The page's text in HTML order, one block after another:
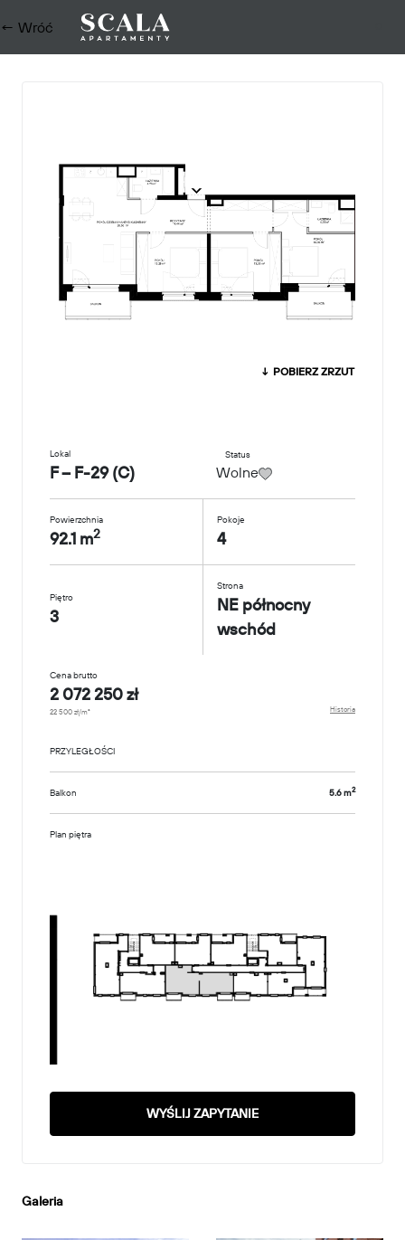
← Wróć
↓ POBIERZ ZRZUT
Lokal
F – F-29 (C)
Status
Wolne
Powierzchnia
92.1 m2
Pokoje
4
Piętro
3
Strona
NE północny
wschód
Cena brutto
2 072 250 zł
22 500 zł/m² Historia
PRZYLEGŁOŚCI
Balkon 5.6 m2
Plan piętra
WYŚLIJ ZAPYTANIE
Galeria